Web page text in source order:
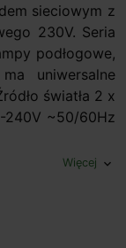
sieciowym z
230V. Seria
podłogowe,
uniwersalne
światła 2 x
240V ~50/60Hz
Więcej expand_more